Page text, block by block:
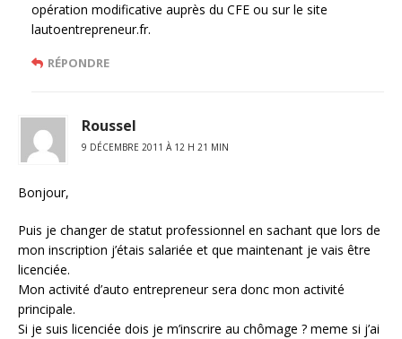
opération modificative auprès du CFE ou sur le site
lautoentrepreneur.fr.
RÉPONDRE
Roussel
9 DÉCEMBRE 2011 À 12 H 21 MIN
Bonjour,
Puis je changer de statut professionnel en sachant que lors de
mon inscription j’étais salariée et que maintenant je vais être
licenciée.
Mon activité d’auto entrepreneur sera donc mon activité
principale.
Si je suis licenciée dois je m’inscrire au chômage ? meme si j’ai